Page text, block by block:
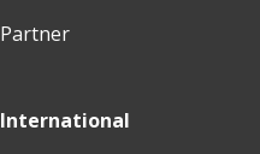
Partner
International